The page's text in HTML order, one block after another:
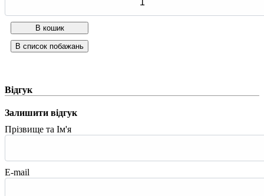
Відгук
Залишити відгук
Прізвище та Ім'я
E-mail